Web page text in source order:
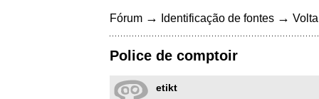
Fórum → Identificação de fontes →
Police de comptoir
etikt